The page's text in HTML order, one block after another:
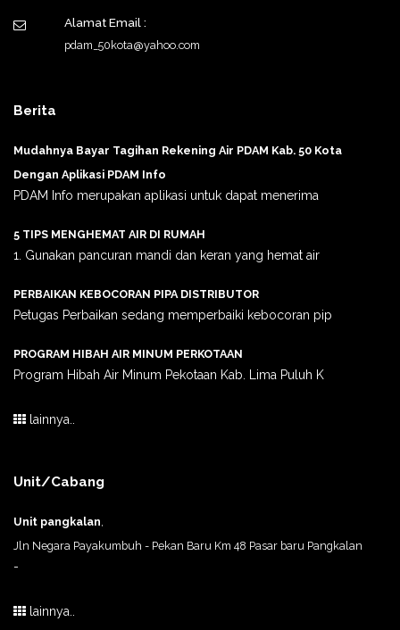
Alamat Email :
pdam_50kota@yahoo.com
Berita
Mudahnya Bayar Tagihan Rekening Air PDAM Kab. 50 Kota
Dengan Aplikasi PDAM Info
PDAM Info merupakan aplikasi untuk dapat menerima
5 TIPS MENGHEMAT AIR DI RUMAH
1. Gunakan pancuran mandi dan keran yang hemat air
PERBAIKAN KEBOCORAN PIPA DISTRIBUTOR
Petugas Perbaikan sedang memperbaiki kebocoran pip
PROGRAM HIBAH AIR MINUM PERKOTAAN
Program Hibah Air Minum Pekotaan Kab. Lima Puluh K
lainnya..
Unit/Cabang
Unit pangkalan,
Jln Negara Payakumbuh - Pekan Baru Km 48 Pasar baru Pangkalan
-
lainnya..